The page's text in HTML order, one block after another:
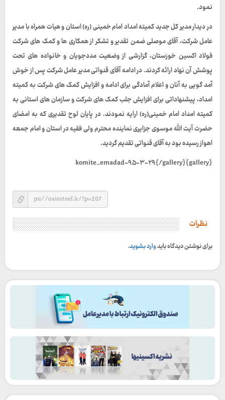
نمود.
در دیدار مدیر کل جدید کمیته امداد امام خمینی (ره) استان و هیات همراه با مدیر
عامل شرکت، آقای موصلی ضمن تقدیر و تشکر از همکاری ها و کمک های شرکت
فولاد اکسین خوزستان، گزارشی از وضعیت مددجویان و خانواده های تحت
پوشش آن نهاد ارائه کردند. در ادامه آقای قنواتی مدیر عامل شرکت پس از خوش
آمد گویی به آنان و اعلام آمادگی برای ادامه و افزایش کمک های شرکت به کمیته
امداد، پیشنهاداتی برای افزایش جلب کمک های شرکت و سازمان های استانی به
کمیته امداد امام خمینی(ره) ارایه نمودند. در پایان لوح تقدیری که به امضای
حضرت آیت الله موسوی جزایری نماینده محترم ولی فقیه در استان و امام جمعه
اهواز رسیده بود به آقای قنواتی تقدیم گردید.
{gallery}komite_emadad-۹۵-۳-۲۹{/gallery}
نظرات
برای نوشتن دیدگاه بایدوارد بشوید.